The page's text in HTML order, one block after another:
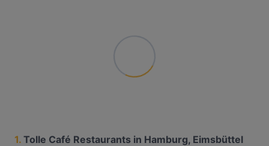
1. Tolle Café Restaurants in Hamburg, Eimsbüttel